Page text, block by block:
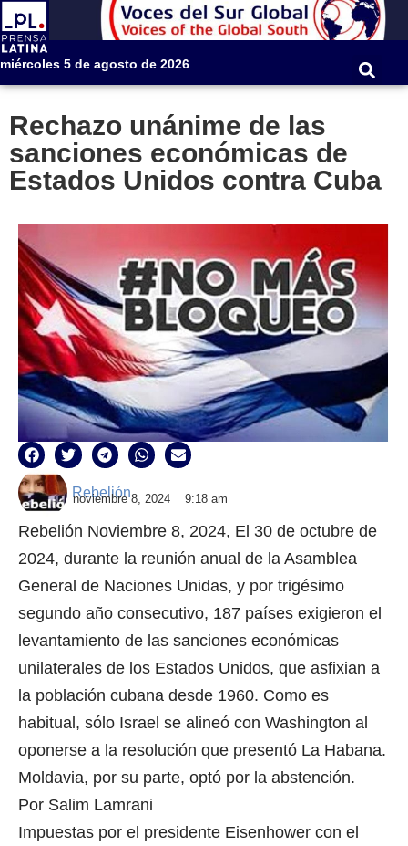
miércoles 5 de agosto de 2026
Rechazo unánime de las
sanciones económicas de
Estados Unidos contra Cuba
Rebelión
noviembre 8, 2024 9:18 am
Rebelión Noviembre 8, 2024, El 30 de octubre de
2024, durante la reunión anual de la Asamblea
General de Naciones Unidas, y por trigésimo
segundo año consecutivo, 187 países exigieron el
levantamiento de las sanciones económicas
unilaterales de los Estados Unidos, que asfixian a
la población cubana desde 1960. Como es
habitual, sólo Israel se alineó con Washington al
oponerse a la resolución que presentó La Habana.
Moldavia, por su parte, optó por la abstención.
Por Salim Lamrani
Impuestas por el presidente Eisenhower con el